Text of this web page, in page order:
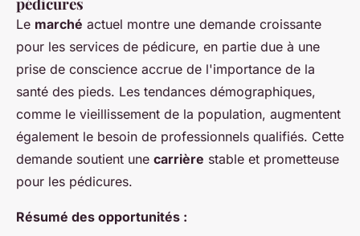
Le marché actuel montre une demande croissante
pour les services de pédicure, en partie due à une
prise de conscience accrue de l'importance de la
santé des pieds. Les tendances démographiques,
comme le vieillissement de la population, augmentent
également le besoin de professionnels qualifiés. Cette
demande soutient une carrière stable et prometteuse
pour les pédicures.
Résumé des opportunités :